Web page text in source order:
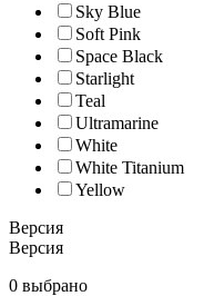
Sky Blue
Soft Pink
Space Black
Starlight
Teal
Ultramarine
White
White Titanium
Yellow
Версия
Версия
0 выбрано